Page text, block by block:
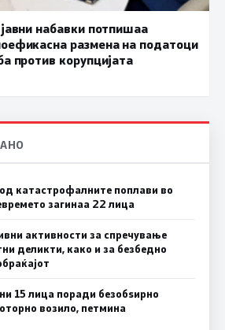
набавки потпишаа
размена на податоци
против корупцијата
катастрофалните поплави во
загинаа 22 лица
активности за спречување
деликти, како и за безбедно
15 лица поради безобѕирно
возило, петмина